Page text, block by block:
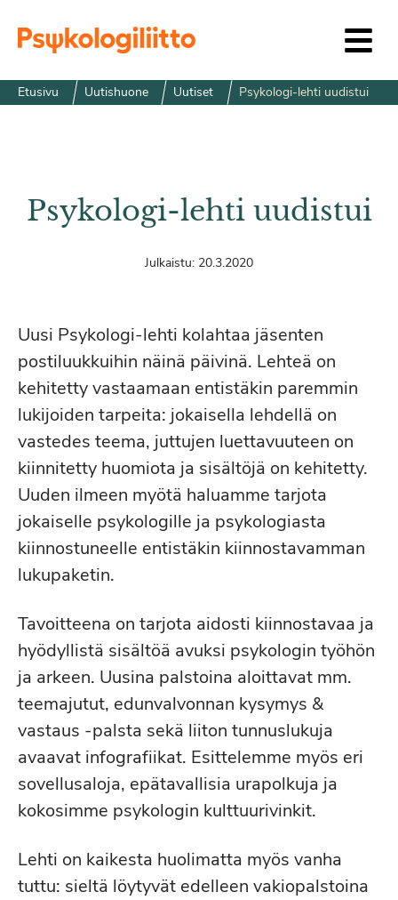
Etusivu Uutishuone Uutiset Psykologi-lehti uudistui
Psykologi-lehti uudistui
Julkaistu: 20.3.2020
Uusi Psykologi-lehti kolahtaa jäsenten
postiluukkuihin näinä päivinä. Lehteä on
kehitetty vastaamaan entistäkin paremmin
lukijoiden tarpeita: jokaisella lehdellä on
vastedes teema, juttujen luettavuuteen on
kiinnitetty huomiota ja sisältöjä on kehitetty.
Uuden ilmeen myötä haluamme tarjota
jokaiselle psykologille ja psykologiasta
kiinnostuneelle entistäkin kiinnostavamman
lukupaketin.
Tavoitteena on tarjota aidosti kiinnostavaa ja
hyödyllistä sisältöä avuksi psykologin työhön
ja arkeen. Uusina palstoina aloittavat mm.
teemajutut, edunvalvonnan kysymys &
vastaus -palsta sekä liiton tunnuslukuja
avaavat infografiikat. Esittelemme myös eri
sovellusaloja, epätavallisia urapolkuja ja
kokosimme psykologin kulttuurivinkit.
Lehti on kaikesta huolimatta myös vanha
tuttu: sieltä löytyvät edelleen vakiopalstoina